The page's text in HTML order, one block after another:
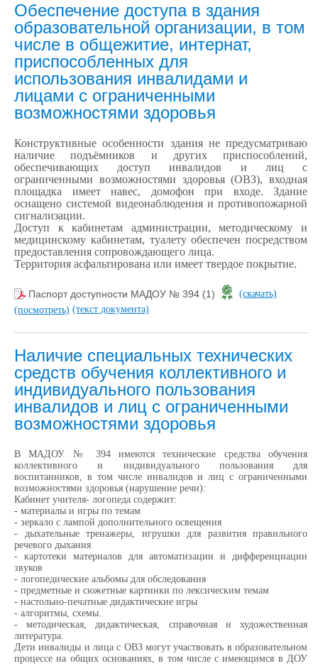
Обеспечение доступа в здания
образовательной организации, в том
числе в общежитие, интернат,
приспособленных для
использования инвалидами и
лицами с ограниченными
возможностями здоровья
Конструктивные особенности здания не предусматриваю
наличие подъёмников и других приспособлений,
обеспечивающих доступ инвалидов и лиц с
ограниченными возможностями здоровья (ОВЗ), входная
площадка имеет навес, домофон при входе. Здание
оснащено системой видеонаблюдения и противопожарной
сигнализации.
Доступ к кабинетам администрации, методическому и
медицинскому кабинетам, туалету обеспечен посредством
предоставления сопровождающего лица.
Территория асфальтирована или имеет твердое покрытие.
Паспорт доступности МАДОУ № 394 (1)
(скачать)
(посмотреть) (текст документа)
Наличие специальных технических
средств обучения коллективного и
индивидуального пользования
инвалидов и лиц с ограниченными
возможностями здоровья
В МАДОУ № 394 имеются технические средства обучения
коллективного и индивидуального пользования для
воспитанников, в том числе инвалидов и лиц с ограниченными
возможностями здоровья (нарушение речи):
Кабинет учителя- логопеда содержит:
- материалы и игры по темам
- зеркало с лампой дополнительного освещения
- дыхательные тренажеры, игрушки для развития правильного
речевого дыхания
- картотеки материалов для автоматизации и дифференциации
звуков
- логопедические альбомы для обследования
- предметные и сюжетные картинки по лексическим темам
- настольно-печатные дидактические игры
- алгоритмы, схемы.
- методическая, дидактическая, справочная и художественная
литература.
Дети инвалиды и лица с ОВЗ могут участвовать в образовательном
процессе на общих основаниях, в том числе с имеющимся в ДОУ